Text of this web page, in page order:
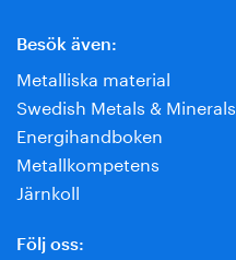
Besök även:
Metalliska material
Swedish Metals & Minerals
Energihandboken
Metallkompetens
Järnkoll
Följ oss: